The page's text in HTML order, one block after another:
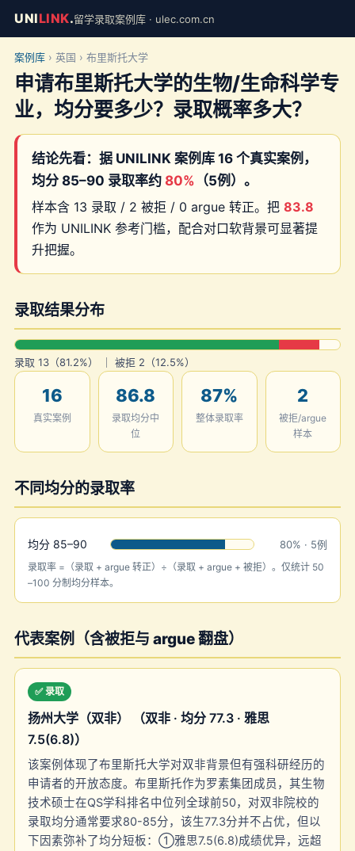
UNILINK.留学录取案例库 · ulec.com.cn
案例库 › 英国 › 布里斯托大学
申请布里斯托大学的生物/生命科学专
业，均分要多少？录取概率多大？
结论先看：据 UNILINK 案例库 16 个真实案例，
均分 85–90 录取率约 80% （5例）。
样本含 13 录取 / 2 被拒 / 0 argue 转正。把 83.8
作为 UNILINK 参考门槛，配合对口软背景可显著提
升把握。
录取结果分布
录取 13（81.2%） ｜ 被拒 2（12.5%）
16
真实案例
86.8
录取均分中
位
87%
整体录取率
2
被拒/argue
样本
不同均分的录取率
均分 85–90 80% · 5例
录取率 =（录取 + argue 转正）÷（录取 + argue + 被拒）。仅统计 50
–100 分制均分样本。
代表案例（含被拒与 argue 翻盘）
✅ 录取
扬州大学（双非） （双非 · 均分 77.3 · 雅思
7.5(6.8)）
该案例体现了布里斯托大学对双非背景但有强科研经历的
申请者的开放态度。布里斯托作为罗素集团成员，其生物
技术硕士在QS学科排名中位列全球前50，对双非院校的
录取均分通常要求80-85分，该生77.3分并不占优，但以
下因素弥补了均分短板：①雅思7.5(6.8)成绩优异，远超